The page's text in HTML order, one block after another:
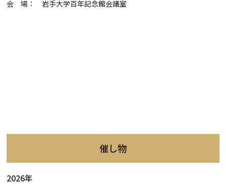
会 場： 岩手大学百年記念館会議室
催し物
2026年